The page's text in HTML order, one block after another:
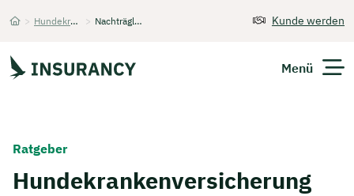
> Hundekrankenversicherung > Nachträglich Kunde werden
Menü
Ratgeber
Hundekrankenversicherung